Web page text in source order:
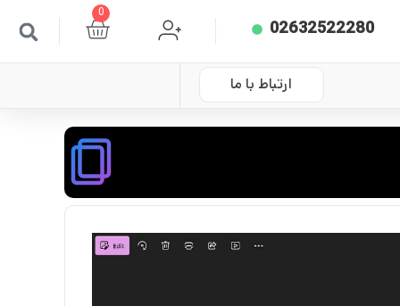
02632522280
0
ارتباط با ما